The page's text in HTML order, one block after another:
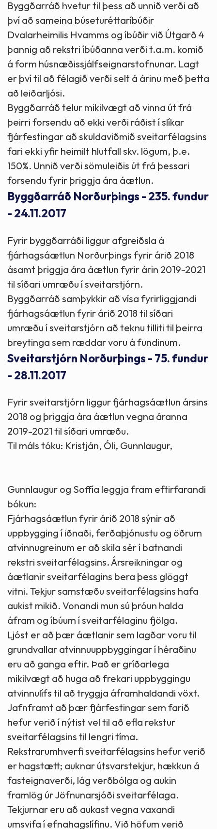
Byggðarráð hvetur til þess að unnið verði að
því að sameina búseturéttaríbúðir
Dvalarheimilis Hvamms og íbúðir við Útgarð 4
þannig að rekstri íbúðanna verði t.a.m. komið
á form húsnæðissjálfseignarstofnunar. Lagt
er því til að félagið verði selt á árinu með þetta
að leiðarljósi.
Byggðarráð telur mikilvægt að vinna út frá
þeirri forsendu að ekki verði ráðist í slíkar
fjárfestingar að skuldaviðmið sveitarfélagsins
fari ekki yfir heimilt hlutfall skv. lögum, þ.e.
150%. Unnið verði sömuleiðis út frá þessari
forsendu fyrir þriggja ára áætlun.
Byggðarráð Norðurþings - 235. fundur
- 24.11.2017
Fyrir byggðarráði liggur afgreiðsla á
fjárhagsáætlun Norðurþings fyrir árið 2018
ásamt þriggja ára áætlun fyrir árin 2019-2021
til síðari umræðu í sveitarstjórn.
Byggðarráð samþykkir að vísa fyrirliggjandi
fjárhagsáætlun fyrir árið 2018 til síðari
umræðu í sveitarstjórn að teknu tilliti til þeirra
breytinga sem ræddar voru á fundinum.
Sveitarstjórn Norðurþings - 75. fundur
- 28.11.2017
Fyrir sveitarstjórn liggur fjárhagsáætlun ársins
2018 og þriggja ára áætlun vegna áranna
2019-2021 til síðari umræðu.
Til máls tóku: Kristján, Óli, Gunnlaugur,
Gunnlaugur og Soffía leggja fram eftirfarandi
bókun:
Fjárhagsáætlun fyrir árið 2018 sýnir að
uppbygging í iðnaði, ferðaþjónustu og öðrum
atvinnugreinum er að skila sér í batnandi
rekstri sveitarfélagsins. Ársreikningar og
áætlanir sveitarfélagins bera þess glöggt
vitni. Tekjur samstæðu sveitarfélagsins hafa
aukist mikið. Vonandi mun sú þróun halda
áfram og íbúum í sveitarfélaginu fjölga.
Ljóst er að þær áætlanir sem lagðar voru til
grundvallar atvinnuuppbyggingar í héraðinu
eru að ganga eftir. Það er gríðarlega
mikilvægt að huga að frekari uppbyggingu
atvinnulífs til að tryggja áframhaldandi vöxt.
Jafnframt að þær fjárfestingar sem farið
hefur verið í nýtist vel til að efla rekstur
sveitarfélagsins til lengri tíma.
Rekstrarumhverfi sveitarfélagsins hefur verið
er hagstætt; auknar útsvarstekjur, hækkun á
fasteignaverði, lág verðbólga og aukin
framlög úr Jöfnunarsjóði sveitarfélaga.
Tekjurnar eru að aukast vegna vaxandi
umsvifa í efnahagslífinu. Við höfum verið